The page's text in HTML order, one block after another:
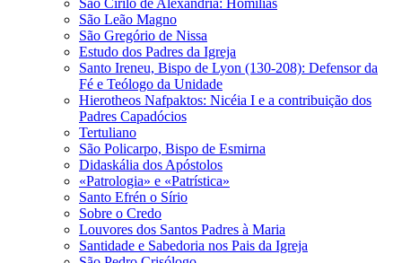
São Leão Magno
São Gregório de Nissa
Estudo dos Padres da Igreja
Santo Ireneu, Bispo de Lyon (130-208): Defensor da
Fé e Teólogo da Unidade
Hierotheos Nafpaktos: Nicéia I e a contribuição dos
Padres Capadócios
Tertuliano
São Policarpo, Bispo de Esmirna
Didaskália dos Apóstolos
«Patrologia» e «Patrística»
Santo Efrén o Sírio
Sobre o Credo
Louvores dos Santos Padres à Maria
Santidade e Sabedoria nos Pais da Igreja